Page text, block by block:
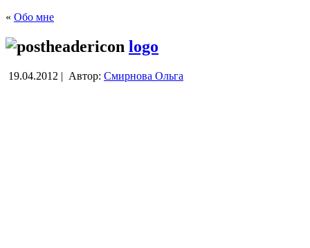
« Обо мне
logo
19.04.2012 | Автор: Смирнова Ольга